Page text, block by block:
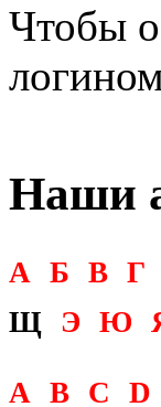
Чтобы
Наши
А Б В Г
Щ
Э Ю
A B C D